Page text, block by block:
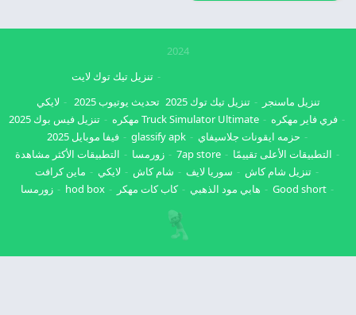
2024
تنزيل ماسنجر تنزيل تيك توك 2025
تنزيل تيك توك لايت
تحديث يوتيوب 2025
لايكي
فري فاير مهكره
Truck Simulator Ultimate مهكره
تنزيل فيس بوك 2025
حزمه ايقونات جلاسيفاي
glassify apk
فيفا موبايل 2025
التطبيقات الأعلى تقييمًا
7ap store زورمسا
التطبيقات الأكثر مشاهدة
تنزيل شام كاش
سوريا لايف شام كاش لايكي
ماين كرافت
Good short
هابي مود الذهبي كاب كات مهكر hod box زورمسا